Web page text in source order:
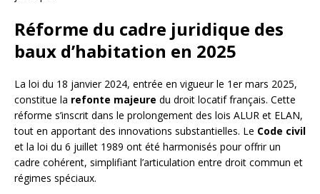
Réforme du cadre juridique des
baux d’habitation en 2025
La loi du 18 janvier 2024, entrée en vigueur le 1er mars 2025,
constitue la refonte majeure du droit locatif français. Cette
réforme s’inscrit dans le prolongement des lois ALUR et ELAN,
tout en apportant des innovations substantielles. Le Code civil
et la loi du 6 juillet 1989 ont été harmonisés pour offrir un
cadre cohérent, simplifiant l’articulation entre droit commun et
régimes spéciaux.